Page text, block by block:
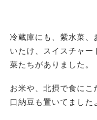
冷蔵庫にも、紫水菜、
いたけ、スイスチャー
菜たちがありました。
お米や、北摂で食にこ
口納豆も置いてました